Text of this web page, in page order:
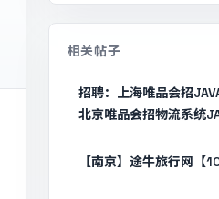
相关帖子
招聘：上海唯品会招
北京唯品会招物流系统
【南京】途牛旅行网【